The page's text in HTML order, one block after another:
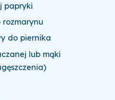
papryki
rozmarynu
do piernika
lub mąki